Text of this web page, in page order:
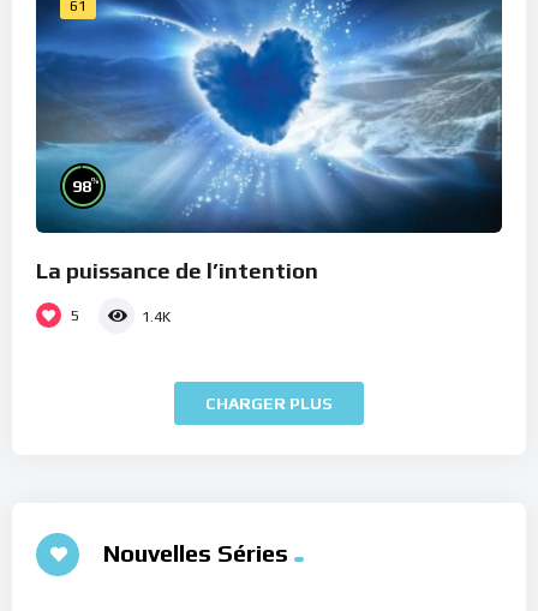
61
98%
La puissance de l’intention
5 1.4K
CHARGER PLUS
Nouvelles Séries